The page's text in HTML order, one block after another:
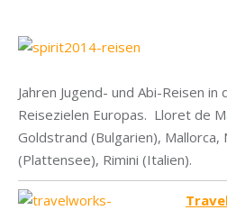
Jahren Jugend- und Abi-Reisen
Reisezielen Europas. Lloret de
Goldstrand (Bulgarien), Mallorca,
(Plattensee), Rimini (Italien).